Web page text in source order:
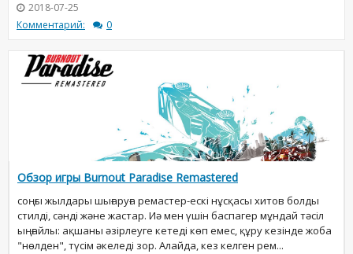
2018-07-25
Комментарий:
0
Обзор игры Burnout Paradise Remastered
соңғы жылдары шығаруға ремастер-ескі нұсқасы хитов болды
стилді, сәнді және жастар. Иә мен үшін баспагер мұндай тәсіл
ыңғайлы: ақшаны әзірлеуге кетеді көп емес, құру кезінде жоба
"нөлден", түсім әкеледі зор. Алайда, кез келген рем...